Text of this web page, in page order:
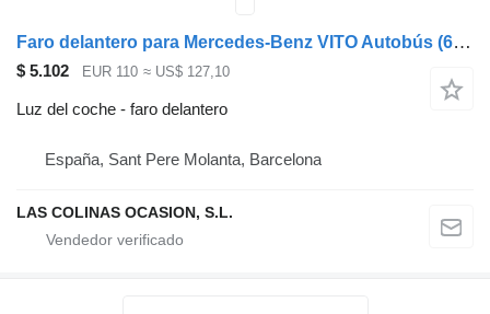
Faro delantero para Mercedes-Benz VITO Autobús (638) camión
$ 5.102 EUR 110 ≈ US$ 127,10
Luz del coche - faro delantero
España, Sant Pere Molanta, Barcelona
LAS COLINAS OCASION, S.L.